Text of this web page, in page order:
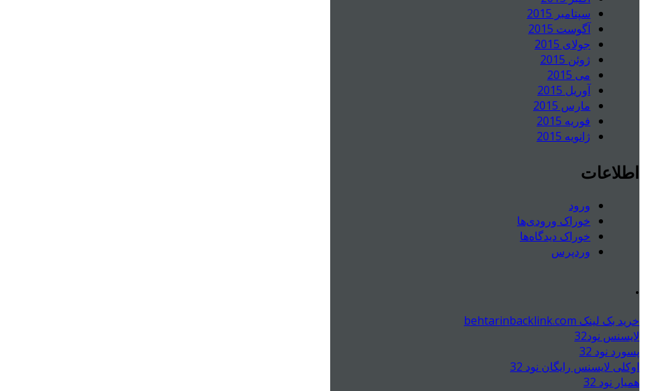
سپتامبر 2015
آگوست 2015
جولای 2015
ژوئن 2015
می 2015
آوریل 2015
مارس 2015
فوریه 2015
ژانویه 2015
اطلاعات
ورود
خوراک ورودی‌ها
خوراک دیدگاه‌ها
وردپرس
.
خرید بک لینک behtarinbacklink.com
لایسنس نود32
پسورد نود 32
اوکلی لایسنس رایگان نود 32
همیار نود 32